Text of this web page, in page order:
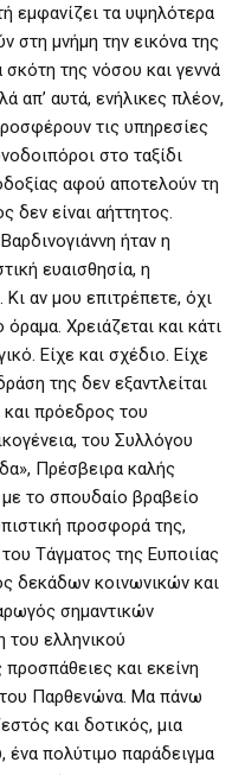
εμφανίζει τα υψηλότερα
στη μνήμη την εικόνα της
της νόσου και γεννά
απ’ αυτά, ενήλικες πλέον,
τις υπηρεσίες
στο ταξίδι
αφού αποτελούν τη
δεν είναι αήττητος.
ήταν η
ευαισθησία, η
αν μου επιτρέπετε, όχι
Χρειάζεται και κάτι
Είχε και σχέδιο. Είχε
της δεν εξαντλείται
και πρόεδρος του
του Συλλόγου
Πρέσβειρα καλής
το σπουδαίο βραβείο
προσφορά της,
Τάγματος της Ευποιίας
δεκάδων κοινωνικών και
σημαντικών
ελληνικού
και εκείνη
Παρθενώνα. Μα πάνω
και δοτικός, μια
ένα πολύτιμο παράδειγμα